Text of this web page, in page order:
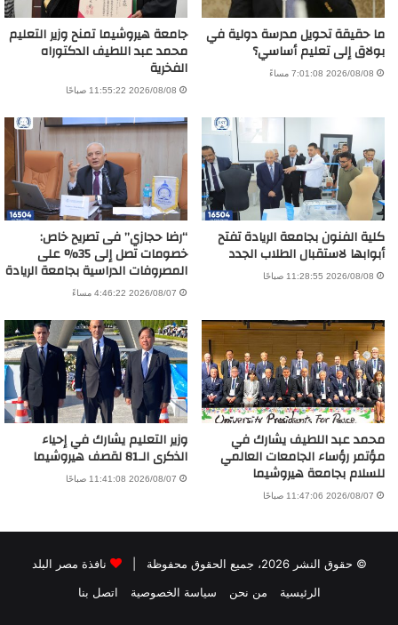
ما حقيقة تحويل مدرسة دولية في
بولاق إلى تعليم أساسي؟
2026/08/08 7:01:08 مساءً
جامعة هيروشيما تمنح وزير التعليم
محمد عبد اللطيف الدكتوراه
الفخرية
2026/08/08 11:55:22 صباحًا
كلية الفنون بجامعة الريادة تفتح
أبوابها لاستقبال الطلاب الجدد
2026/08/08 11:28:55 صباحًا
“رضا حجازي” فى تصريح خاص:
خصومات تصل إلى 35% على
المصروفات الدراسية بجامعة الريادة
2026/08/07 4:46:22 مساءً
محمد عبد اللطيف يشارك في
مؤتمر رؤساء الجامعات العالمي
للسلام بجامعة هيروشيما
2026/08/07 11:47:06 صباحًا
وزير التعليم يشارك في إحياء
الذكرى الـ81 لقصف هيروشيما
2026/08/07 11:41:08 صباحًا
© حقوق النشر 2026، جميع الحقوق محفوظة |
نافذة مصر البلد
الرئيسية
من نحن سياسة الخصوصية اتصل بنا